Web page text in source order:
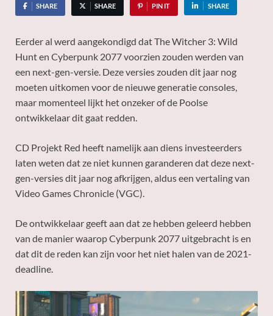
SHARE SHARE PIN IT SHARE
Eerder al werd aangekondigd dat The Witcher 3: Wild
Hunt en Cyberpunk 2077 voorzien zouden werden van
een next-gen-versie. Deze versies zouden dit jaar nog
moeten uitkomen voor de nieuwe generatie consoles,
maar momenteel lijkt het onzeker of de Poolse
ontwikkelaar dit gaat redden.
CD Projekt Red heeft namelijk aan diens investeerders
laten weten dat ze niet kunnen garanderen dat deze next-
gen-versies dit jaar nog afkrijgen, aldus een vertaling van
Video Games Chronicle (VGC).
De ontwikkelaar geeft aan dat ze hebben geleerd hebben
van de manier waarop Cyberpunk 2077 uitgebracht is en
dat dit de reden kan zijn voor het niet halen van de 2021-
deadline.